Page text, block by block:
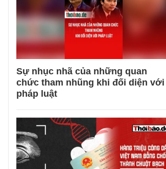
Sự nhục nhã của những quan
chức tham nhũng khi đối diện với
pháp luật